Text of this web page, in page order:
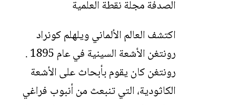
اكتشف العالم الألماني ويلهلم كونراد
رونتغن الأشعة السينية في عام 1895 .
رونتغن كان يقوم بأبحاث على الأشعة
الكاثودية، التي تنبعث من أنبوب فراغي